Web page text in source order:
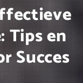
Tips en
Succes